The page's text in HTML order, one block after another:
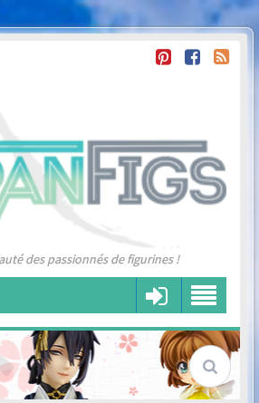
des passionnés de figurines !